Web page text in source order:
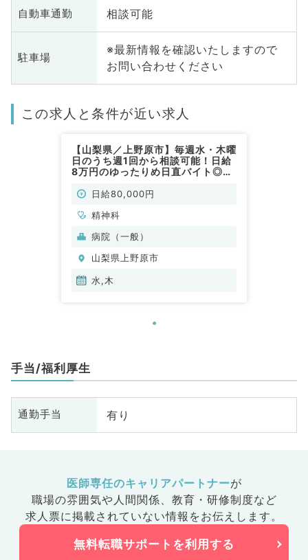
自動車通勤 相談可能
駐車場
※最新情報を確認いたしますので
お問い合わせください
この求人と条件が近い求人
【山梨県／上野原市】毎週水・木曜
日のうち週1回から相談可能！日給
8万円のゆったりめ日直バイト◎精
神科／非常勤）
日給80,000円
精神科
病院（一般）
山梨県上野原市
水,木
手当/福利厚生
通勤手当 有り
医師専任のキャリアパートナーが
職場の雰囲気や人間関係、 教育・研修制度など
求人票に掲載されていない情報をお伝えします。
無料転職サポートを利用する